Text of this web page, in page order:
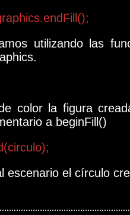
utilizando las
color la figura
a beginFill()
escenario el círculo